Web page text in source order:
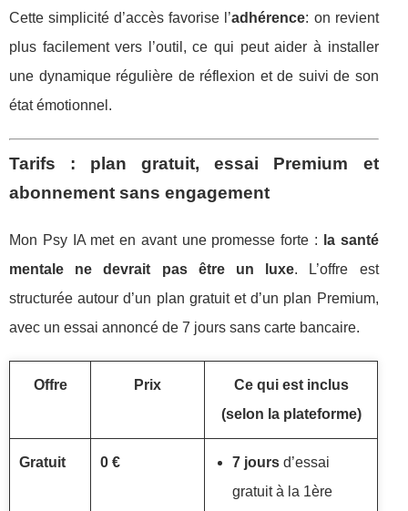
Cette simplicité d’accès favorise l’adhérence: on revient
plus facilement vers l’outil, ce qui peut aider à installer
une dynamique régulière de réflexion et de suivi de son
état émotionnel.
Tarifs : plan gratuit, essai Premium et
abonnement sans engagement
Mon Psy IA met en avant une promesse forte :
la santé
mentale ne devrait pas être un luxe. L’offre est
structurée autour d’un plan gratuit et d’un plan Premium,
avec un essai annoncé de 7 jours sans carte bancaire.
Offre Prix
Ce qui est inclus
(selon la plateforme)
Gratuit 0 € 7 jours d’essai
gratuit à la 1ère